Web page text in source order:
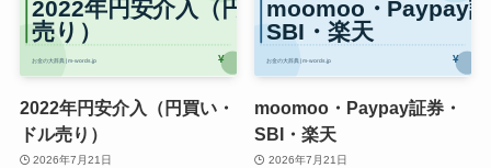
2022年円安介入（円買い・
ドル売り）
2026年7月21日
moomoo・Paypay証券・
SBI・楽天
2026年7月21日